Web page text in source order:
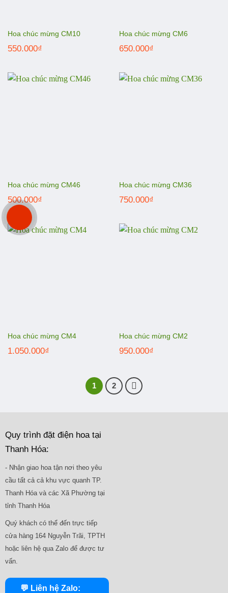
Hoa chúc mừng CM10
550.000₫
Hoa chúc mừng CM6
650.000₫
Hoa chúc mừng CM46
500.000₫
Hoa chúc mừng CM36
750.000₫
Hoa chúc mừng CM4
1.050.000₫
Hoa chúc mừng CM2
950.000₫
1 2
Quy trình đặt điện hoa tại
Thanh Hóa:
- Nhận giao hoa tận nơi theo yêu
cầu tất cả cả khu vực quanh TP.
Thanh Hóa và các Xã Phường tại
tỉnh Thanh Hóa
Quý khách có thể đến trực tiếp
cửa hàng 164 Nguyễn Trãi, TPTH
hoặc liên hệ qua Zalo để được tư
vấn.
💬 Liên hệ Zalo: